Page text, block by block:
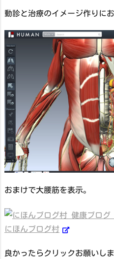
動診と治療のイメージ作りに
おまけで大腰筋を表示。
にほんブログ村
良かったらクリックお願いし